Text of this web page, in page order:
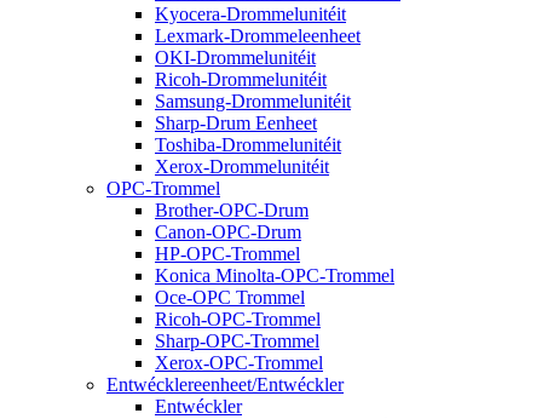
Kyocera-Drommelunitéit
Lexmark-Drommeleenheet
OKI-Drommelunitéit
Ricoh-Drommelunitéit
Samsung-Drommelunitéit
Sharp-Drum Eenheet
Toshiba-Drommelunitéit
Xerox-Drommelunitéit
OPC-Trommel
Brother-OPC-Drum
Canon-OPC-Drum
HP-OPC-Trommel
Konica Minolta-OPC-Trommel
Oce-OPC Trommel
Ricoh-OPC-Trommel
Sharp-OPC-Trommel
Xerox-OPC-Trommel
Entwécklereenheet/Entwéckler
Entwéckler